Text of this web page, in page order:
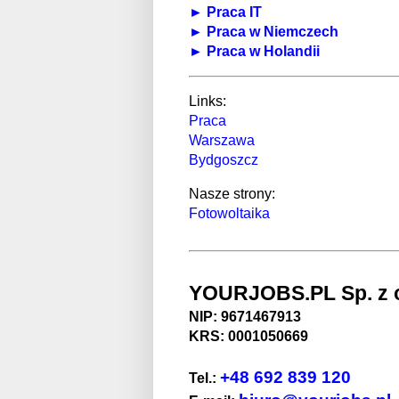
► Praca IT
► Praca w Niemczech
► Praca w Holandii
Links:
Praca
Warszawa
Bydgoszcz
Nasze strony:
Fotowoltaika
YOURJOBS.PL Sp. z
NIP: 9671467913
KRS: 0001050669
Tel.: +48 692 839 120